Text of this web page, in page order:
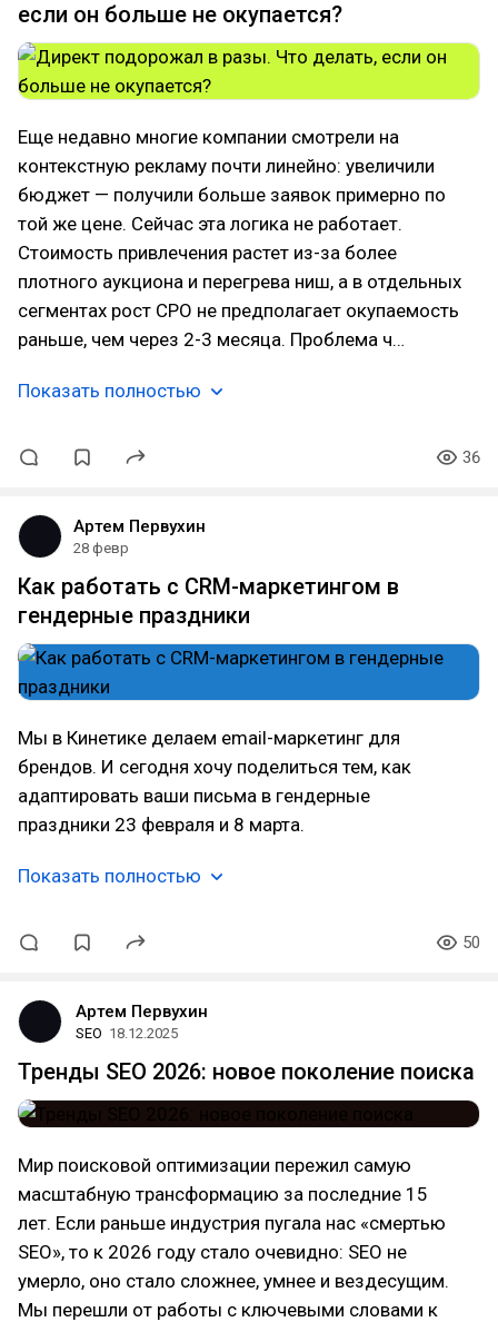
если он больше не окупается?
Еще недавно многие компании смотрели на
контекстную рекламу почти линейно: увеличили
бюджет — получили больше заявок примерно по
той же цене. Сейчас эта логика не работает.
Стоимость привлечения растет из-за более
плотного аукциона и перегрева ниш, а в отдельных
сегментах рост CPO не предполагает окупаемость
раньше, чем через 2-3 месяца. Проблема ч…
Показать полностью
36
Артем Первухин
28 февр
Как работать с CRM-маркетингом в
гендерные праздники
Мы в Кинетике делаем email-маркетинг для
брендов. И сегодня хочу поделиться тем, как
адаптировать ваши письма в гендерные
праздники 23 февраля и 8 марта.
Показать полностью
50
Артем Первухин
SEO 18.12.2025
Тренды SEO 2026: новое поколение поиска
Мир поисковой оптимизации пережил самую
масштабную трансформацию за последние 15
лет. Если раньше индустрия пугала нас «смертью
SEO», то к 2026 году стало очевидно: SEO не
умерло, оно стало сложнее, умнее и вездесущим.
Мы перешли от работы с ключевыми словами к